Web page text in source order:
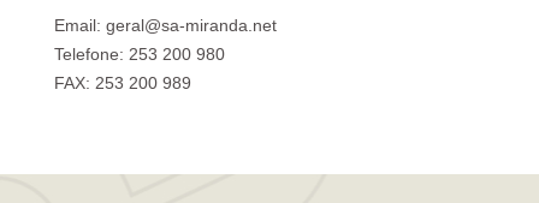
Email: geral@sa-miranda.net
Telefone: 253 200 980
FAX: 253 200 989